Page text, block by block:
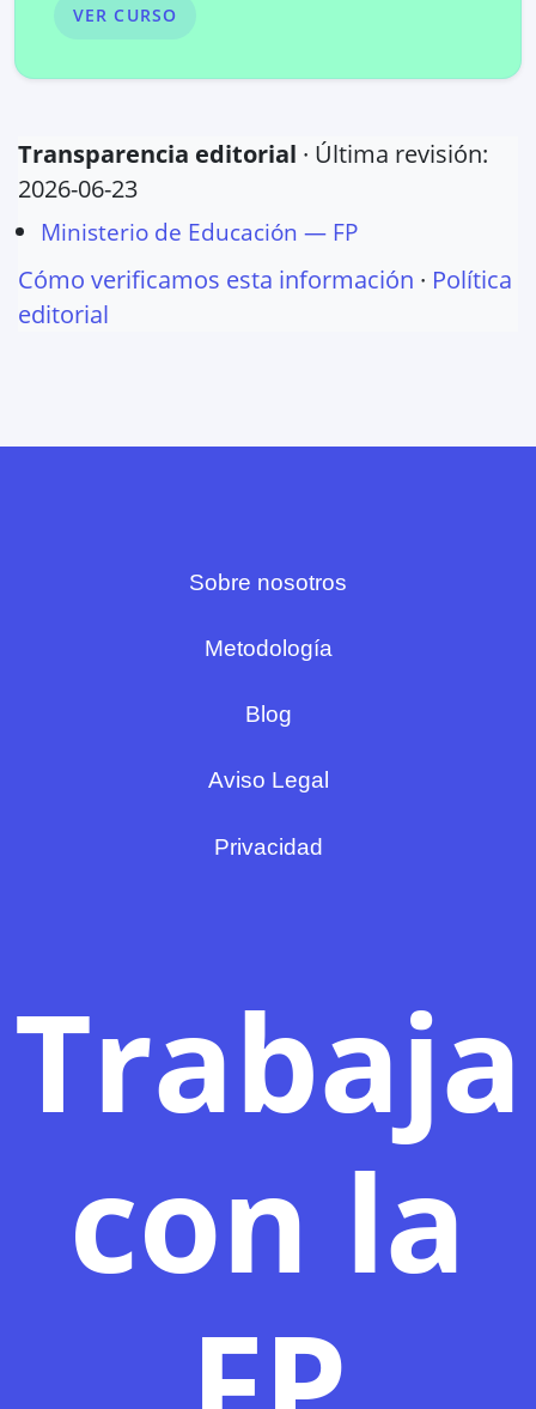
VER CURSO
Transparencia editorial · Última revisión:
2026-06-23
Ministerio de Educación — FP
Cómo verificamos esta información · Política
editorial
Sobre nosotros
Metodología
Blog
Aviso Legal
Privacidad
Trabaja
con la